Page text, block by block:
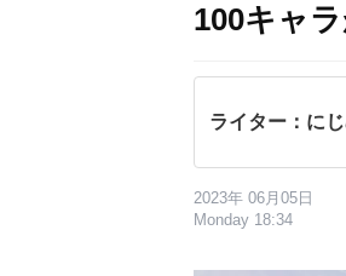
100キャ
ライター：に
2023年 06月05日
Monday 18:34